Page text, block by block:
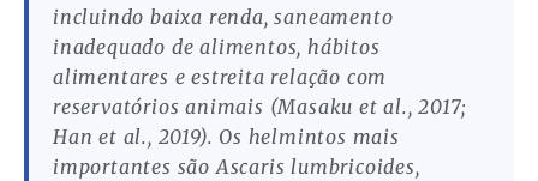
incluindo baixa renda, saneamento
inadequado de alimentos, hábitos
alimentares e estreita relação com
reservatórios animais (Masaku et al., 2017;
Han et al., 2019). Os helmintos mais
importantes são Ascaris lumbricoides,